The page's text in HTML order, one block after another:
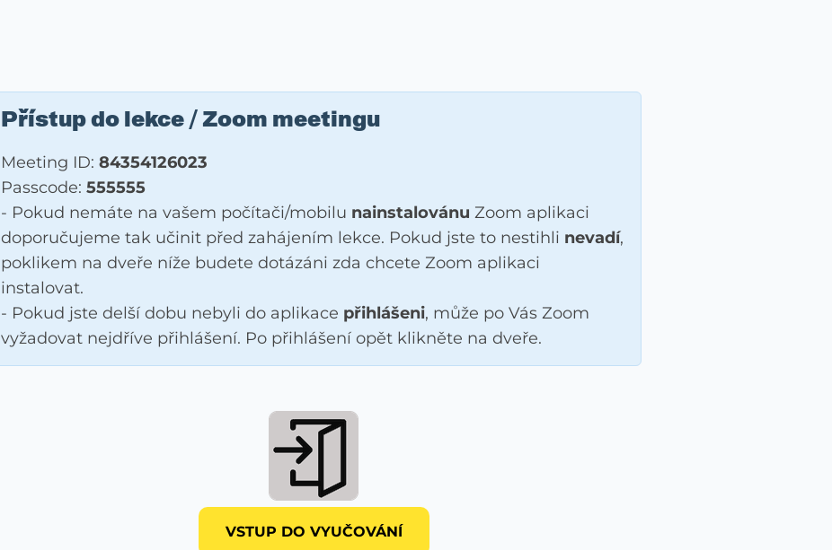
Přístup do lekce / Zoom meetingu
Meeting ID: 84354126023
Passcode: 555555
- Pokud nemáte na vašem počítači/mobilu nainstalovánu Zoom aplikaci
doporučujeme tak učinit před zahájením lekce. Pokud jste to nestihli nevadí,
poklikem na dveře níže budete dotázáni zda chcete Zoom aplikaci
instalovat.
- Pokud jste delší dobu nebyli do aplikace přihlášeni, může po Vás Zoom
vyžadovat nejdříve přihlášení. Po přihlášení opět klikněte na dveře.
VSTUP DO VYUČOVÁNÍ